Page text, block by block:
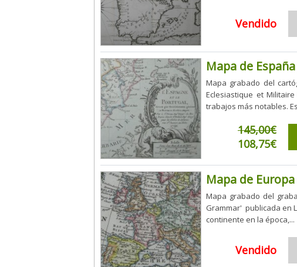
Vendido
Mapa de
Mapa grabado del
Eclesiastique et
trabajos más notables.
145,00€
108,75€
Mapa de
Mapa grabado del
Grammar' publicada en
continente en la época,...
Vendido